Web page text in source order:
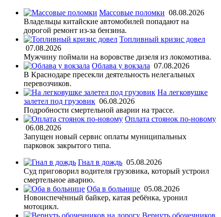
Массовые поломки 08.08.2026
Владельцы китайские автомобилей попадают на
дорогой ремонт из-за бензина.
Топливный кризис довел
07.08.2026
Мужчину поймали на воровстве дизеля из локомотива.
Облава у вокзала 07.08.2026
В Краснодаре пресекли деятельность нелегальных
перевозчиков.
На легковушке
залетел под грузовик 06.08.2026
Подробности смертельной аварии на трассе.
Оплата стоянок по-новому
06.08.2026
Запущен новый сервис оплаты муниципальных
парковок закрытого типа.
Гнал в дождь 05.08.2026
Суд приговорил водителя грузовика, который устроил
смертельное аварию.
Оба в больнице 05.08.2026
Новоиспечённый байкер, катая ребёнка, уронил
мотоцикл.
Вернуть обочечников